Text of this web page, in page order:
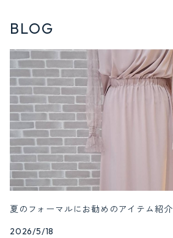
BLOG
夏のフォーマルにお勧めのアイテム紹介
2026/5/18